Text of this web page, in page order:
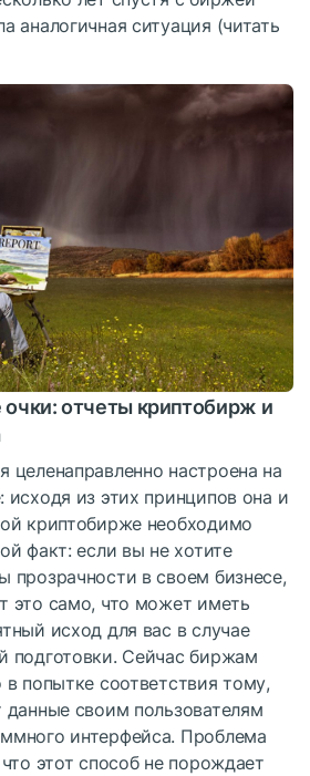
аналогичная ситуация (читать
oтчеты криптобирж и
целенаправленно настроена на
исходя из этих принципов она и
криптобирже необходимо
факт: если вы не хотите
прозрачности в своем бизнесе,
это само, что может иметь
исход для вас в случае
подготовки. Сейчас биржам
в попытке соответствия тому,
данные своим пользователям
интерфейса. Проблема
этот способ не порождает